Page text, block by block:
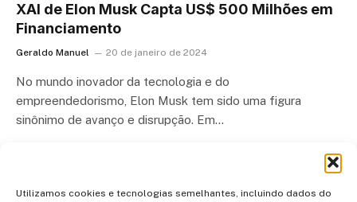
Utilizamos cookies e tecnologias semelhantes, incluindo dados do
XAI de Elon Musk Capta US$ 500 Milhões em
Financiamento
Geraldo Manuel 20 de janeiro de 2024
No mundo inovador da tecnologia e do
empreendedorismo, Elon Musk tem sido uma figura
sinônimo de avanço e disrupção. Em…